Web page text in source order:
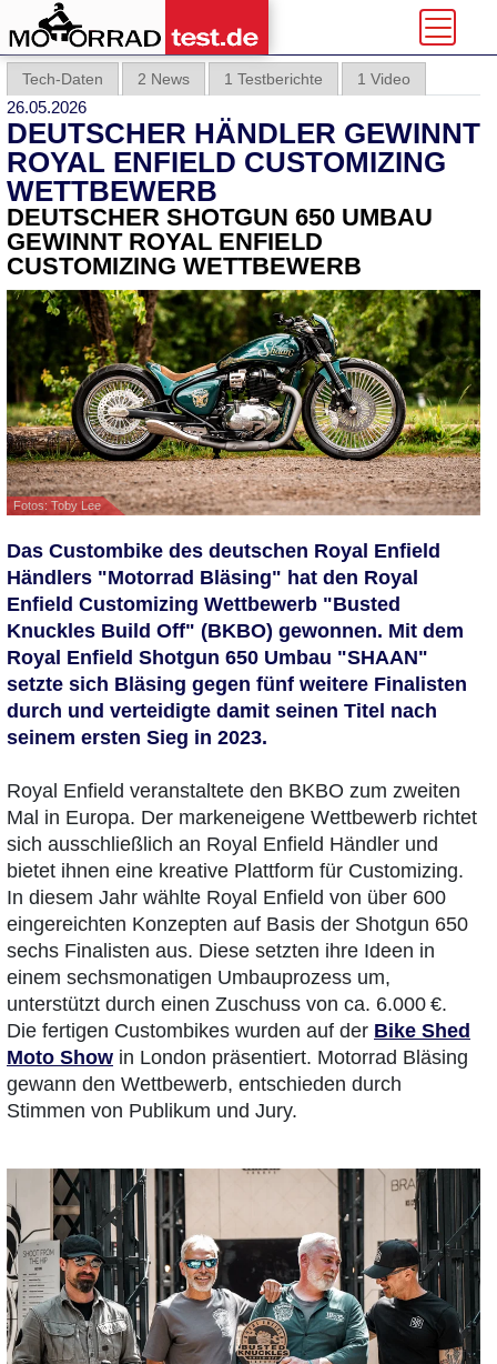
Tech-Daten 2 News 1 Testberichte 1 Video
26.05.2026
DEUTSCHER HÄNDLER GEWINNT
ROYAL ENFIELD CUSTOMIZING
WETTBEWERB
DEUTSCHER SHOTGUN 650 UMBAU
GEWINNT ROYAL ENFIELD
CUSTOMIZING WETTBEWERB
Fotos: Toby Lee
Das Custombike des deutschen Royal Enfield
Händlers "Motorrad Bläsing" hat den Royal
Enfield Customizing Wettbewerb "Busted
Knuckles Build Off" (BKBO) gewonnen. Mit dem
Royal Enfield Shotgun 650 Umbau "SHAAN"
setzte sich Bläsing gegen fünf weitere Finalisten
durch und verteidigte damit seinen Titel nach
seinem ersten Sieg in 2023.
Royal Enfield veranstaltete den BKBO zum zweiten
Mal in Europa. Der markeneigene Wettbewerb richtet
sich ausschließlich an Royal Enfield Händler und
bietet ihnen eine kreative Plattform für Customizing.
In diesem Jahr wählte Royal Enfield von über 600
eingereichten Konzepten auf Basis der Shotgun 650
sechs Finalisten aus. Diese setzten ihre Ideen in
einem sechsmonatigen Umbauprozess um,
unterstützt durch einen Zuschuss von ca. 6.000 €.
Die fertigen Custombikes wurden auf der Bike Shed
Moto Show in London präsentiert. Motorrad Bläsing
gewann den Wettbewerb, entschieden durch
Stimmen von Publikum und Jury.